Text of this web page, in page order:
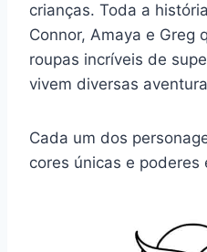
crianças. Toda a
Connor, Amaya e Greg
roupas incríveis de
vivem diversas
Cada um dos
cores únicas e poderes